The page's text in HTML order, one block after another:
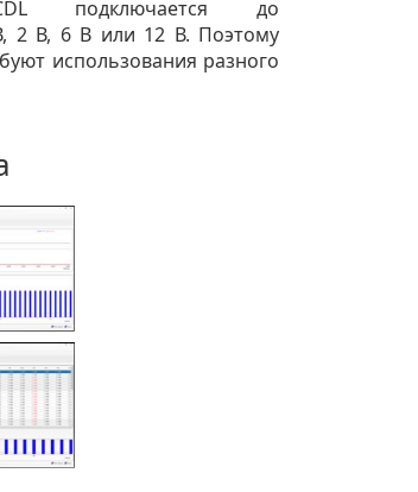
подключается до
2 В, 6 В или 12 В. Поэтому
использования разного